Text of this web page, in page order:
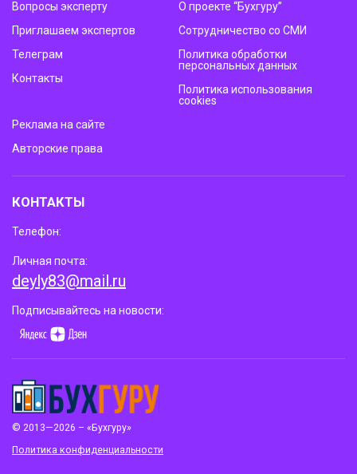
© 2013—2026 – «Бухгуру»
Политика конфиденциальности
Вопросы эксперту
Приглашаем экспертов
Телеграм
Контакты
О проекте “Бухгуру”
Сотрудничество со СМИ
Политика обработки
персональных данных
Политика использования
cookies
Реклама на сайте
Авторские права
КОНТАКТЫ
Телефон:
Личная почта:
deyly83@mail.ru
Подписывайтесь на новости: